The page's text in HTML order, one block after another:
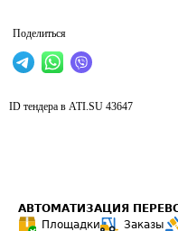
Поделиться
ID тендера в ATI.SU 43647
АВТОМАТИЗАЦИЯ
Площадки
Заказы